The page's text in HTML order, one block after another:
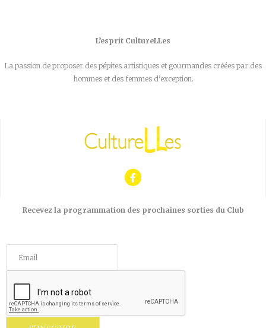
L’esprit CultureLLes
La passion de proposer des pépites artistiques et gourmandes créées par des
hommes et des femmes d’exception.
Recevez la programmation des prochaines sorties du Club